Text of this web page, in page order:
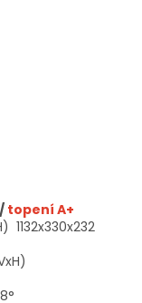
/ topení A+
1132x330x232